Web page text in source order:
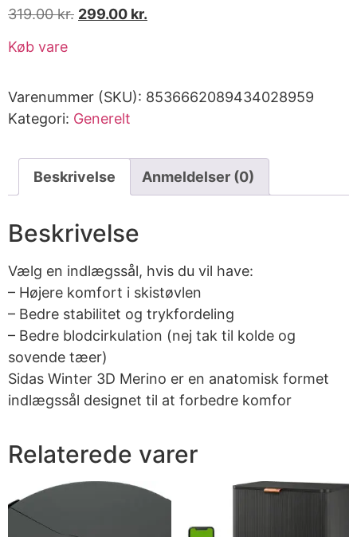
319.00kr. 299.00 kr.
Køb vare
Varenummer (SKU): 8536662089434028959
Kategori: Generelt
Beskrivelse Anmeldelser (0)
Beskrivelse
Vælg en indlægssål, hvis du vil have:
– Højere komfort i skistøvlen
– Bedre stabilitet og trykfordeling
– Bedre blodcirkulation (nej tak til kolde og
sovende tæer)
Sidas Winter 3D Merino er en anatomisk formet
indlægssål designet til at forbedre komfor
Relaterede varer